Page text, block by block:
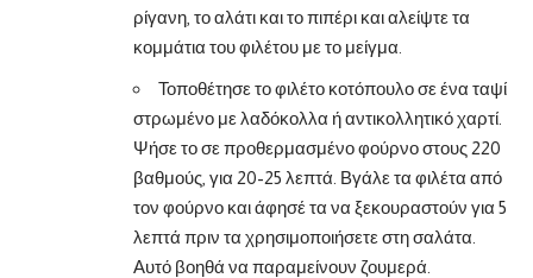
ρίγανη, το αλάτι και το πιπέρι και αλείψτε τα
κομμάτια του φιλέτου με το μείγμα.
Τοποθέτησε το φιλέτο κοτόπουλο σε ένα ταψί
στρωμένο με λαδόκολλα ή αντικολλητικό χαρτί.
Ψήσε το σε προθερμασμένο φούρνο στους 220
βαθμούς, για 20-25 λεπτά. Βγάλε τα φιλέτα από
τον φούρνο και άφησέ τα να ξεκουραστούν για 5
λεπτά πριν τα χρησιμοποιήσετε στη σαλάτα.
Αυτό βοηθά να παραμείνουν ζουμερά.